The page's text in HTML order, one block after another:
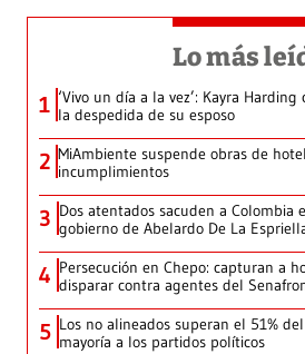
Lo más
1 ‘Vivo un día a la vez’: Kayra
la despedida de su esposo
2 MiAmbiente suspende obras de
incumplimientos
3 Dos atentados sacuden a Colombia
gobierno de Abelardo De La
4 Persecución en Chepo: capturan a
disparar contra agentes del
5 Los no alineados superan el 51%
mayoría a los partidos políticos